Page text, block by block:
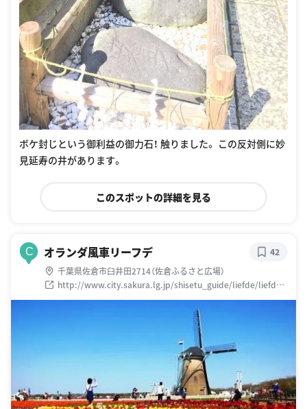
ボケ封じという御利益の御力石！ 触りました。 この反対側に妙
見延寿の井があります。
このスポットの詳細を見る
C オランダ風車リーフデ
千葉県佐倉市臼井田2714（佐倉ふるさと広場）
http://www.city.sakura.lg.jp/shisetu_guide/liefde/liefde.
htm
42